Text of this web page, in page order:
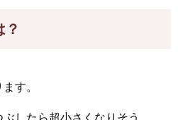
？
す。
したら超小さくなりそう。